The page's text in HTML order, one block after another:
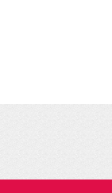
Gestion de vos